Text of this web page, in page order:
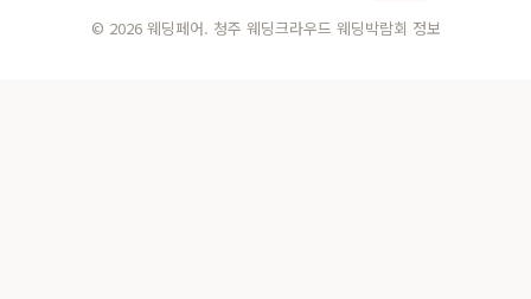
© 2026 웨딩페어. 청주 웨딩크라우드 웨딩박람회 정보